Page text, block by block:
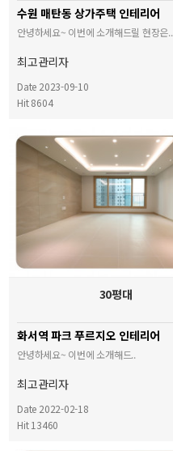
수원 매탄동 상가주택 인테리어
안녕하세요~ 이번에 소개해드릴 현장은..
최고관리자
Date 2023-09-10
Hit 8604
30평대
화서역 파크 푸르지오 인테리어
안녕하세요~ 이번에 소개해드..
최고관리자
Date 2022-02-18
Hit 13460